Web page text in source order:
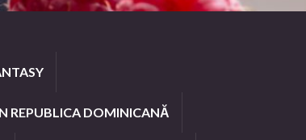
REPUBLICA DOMINICANĂ